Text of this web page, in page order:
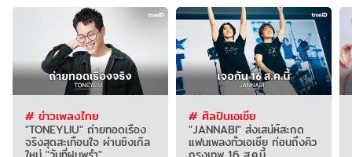
# ข่าวเพลงไทย
"TONEYLIU" ถ่ายทอดเรื่อง
จริงสุดสะเทือนใจ ผ่านซิงเกิล
# ศิลปินเอเชีย
"JANNABI" ส่งเสน่ห์สะกด
แฟนเพลงทั่วเอเชีย ก่อนถึงคิว